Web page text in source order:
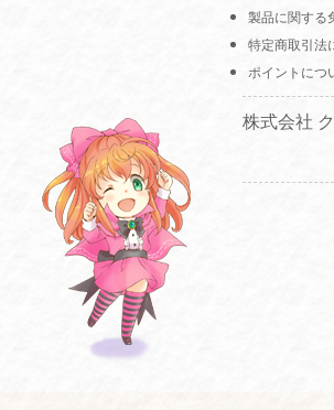
製品に関する
特定商取引法
ポイントにつ
株式会社